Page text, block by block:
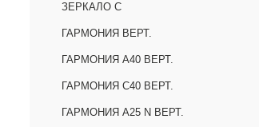
ЗЕРКАЛО С
ГАРМОНИЯ ВЕРТ.
ГАРМОНИЯ А40 ВЕРТ.
ГАРМОНИЯ С40 ВЕРТ.
ГАРМОНИЯ А25 N ВЕРТ.